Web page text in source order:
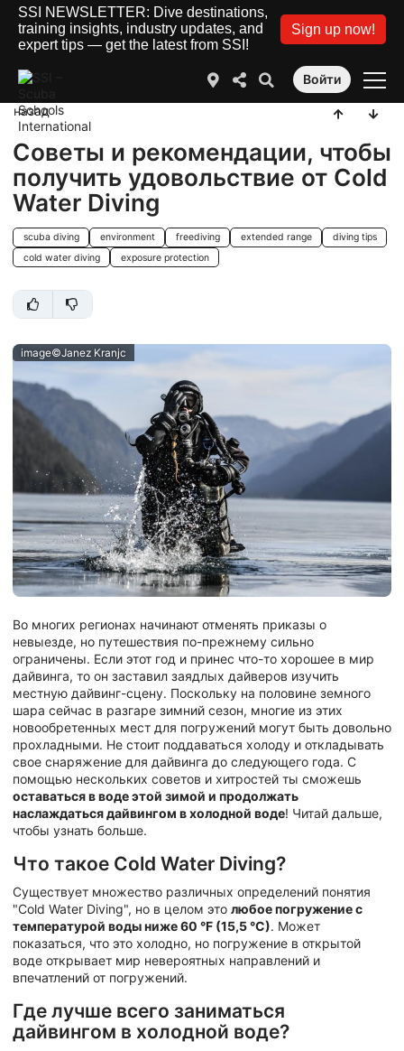
SSI NEWSLETTER: Dive destinations,
training insights, industry updates, and
expert tips — get the latest from SSI!
Sign up now!
Войти
назад
Советы и рекомендации, чтобы
получить удовольствие от Cold
Water Diving
scuba diving environment freediving extended range
diving tips
cold water diving
exposure protection
image©Janez Kranjc
Во многих регионах начинают отменять приказы о
невыезде, но путешествия по-прежнему сильно
ограничены. Если этот год и принес что-то хорошее в мир
дайвинга, то он заставил заядлых дайверов изучить
местную дайвинг-сцену. Поскольку на половине земного
шара сейчас в разгаре зимний сезон, многие из этих
новообретенных мест для погружений могут быть довольно
прохладными. Не стоит поддаваться холоду и откладывать
свое снаряжение для дайвинга до следующего года. С
помощью нескольких советов и хитростей ты сможешь
оставаться в воде этой зимой и продолжать
наслаждаться дайвингом в холодной воде! Читай дальше,
чтобы узнать больше.
Что такое Cold Water Diving?
Существует множество различных определений понятия
"Cold Water Diving", но в целом это любое погружение с
температурой воды ниже 60 °F (15,5 °C). Может
показаться, что это холодно, но погружение в открытой
воде открывает мир невероятных направлений и
впечатлений от погружений.
Где лучше всего заниматься
дайвингом в холодной воде?